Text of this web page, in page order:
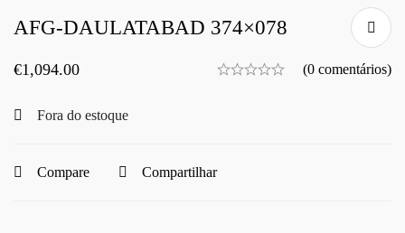
AFG-DAULATABAD 374×078
€1,094.00 (0 comentários)
Fora do estoque
Compare Compartilhar